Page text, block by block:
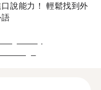
說能力！ 輕鬆找到外